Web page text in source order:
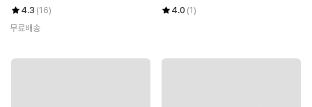
4.3 (16)
무료배송
4.0 (1)